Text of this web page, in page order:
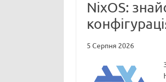
NixOS:
5 Серпня 2026